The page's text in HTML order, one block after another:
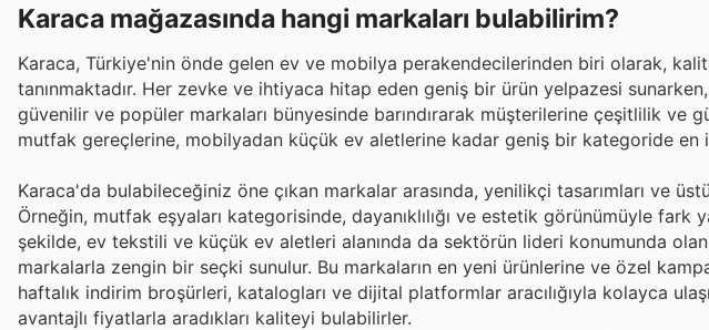
Karaca mağazasında hangi markaları bulabilirim?
Karaca, Türkiye'nin önde gelen ev ve mobilya perakendecilerinden biri olarak,
tanınmaktadır. Her zevke ve ihtiyaca hitap eden geniş bir ürün yelpazesi
güvenilir ve popüler markaları bünyesinde barındırarak müşterilerine çeşitlilik ve
mutfak gereçlerine, mobilyadan küçük ev aletlerine kadar geniş bir kategoride en
Karaca'da bulabileceğiniz öne çıkan markalar arasında, yenilikçi tasarımları ve
Örneğin, mutfak eşyaları kategorisinde, dayanıklılığı ve estetik görünümüyle fark
şekilde, ev tekstili ve küçük ev aletleri alanında da sektörün lideri konumunda
markalarla zengin bir seçki sunulur. Bu markaların en yeni ürünlerine ve özel
haftalık indirim broşürleri, katalogları ve dijital platformlar aracılığıyla kolayca
avantajlı fiyatlarla aradıkları kaliteyi bulabilirler.